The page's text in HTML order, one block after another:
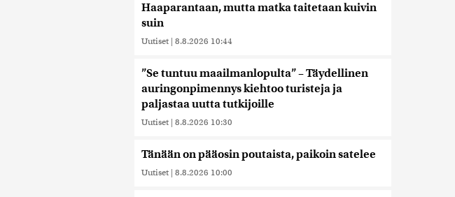
Haaparantaan, mutta matka taitetaan kuivin
suin
Uutiset | 8.8.2026 10:44
”Se tuntuu maailmanlopulta” – Täydellinen
auringonpimennys kiehtoo turisteja ja
paljastaa uutta tutkijoille
Uutiset | 8.8.2026 10:30
Tänään on pääosin poutaista, paikoin satelee
Uutiset | 8.8.2026 10:00